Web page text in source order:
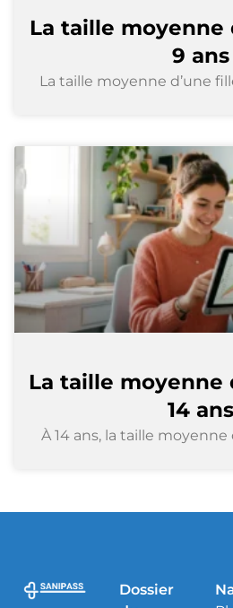
La taille moyenne
9 ans
La taille moyenne d’une
La taille moyenne
14 ans
À 14 ans, la taille moyenne
Dossier